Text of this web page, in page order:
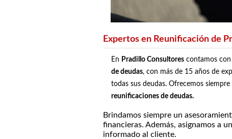
Expertos en Reunificación de
En Pradillo Consultores contamos con
de deudas, con más de 15 años de
todas sus deudas. Ofrecemos
reunificaciones de deudas.
Brindamos siempre un
financieras. Además, asignamos a un
informado al cliente.